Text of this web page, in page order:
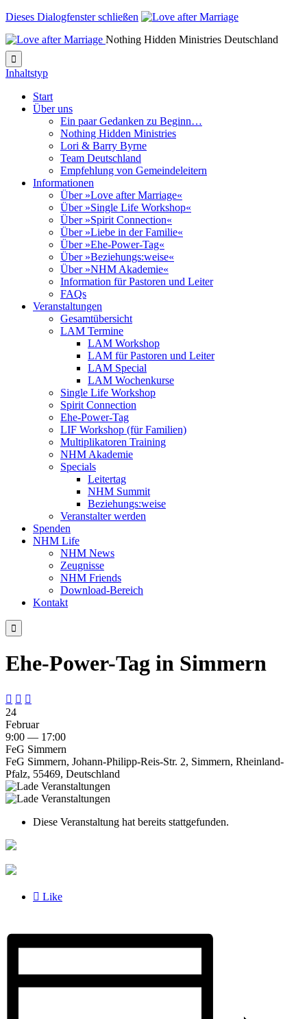
Dieses Dialogfenster schließen
Nothing Hidden Ministries Deutschland

Inhaltstyp
Start
Über uns
Ein paar Gedanken zu Beginn…
Nothing Hidden Ministries
Lori & Barry Byrne
Team Deutschland
Empfehlung von Gemeindeleitern
Informationen
Über »Love after Marriage«
Über »Single Life Workshop«
Über »Spirit Connection«
Über »Liebe in der Familie«
Über »Ehe-Power-Tag«
Über »Beziehungs:weise«
Über »NHM Akademie«
Information für Pastoren und Leiter
FAQs
Veranstaltungen
Gesamtübersicht
LAM Termine
LAM Workshop
LAM für Pastoren und Leiter
LAM Special
LAM Wochenkurse
Single Life Workshop
Spirit Connection
Ehe-Power-Tag
LIF Workshop (für Familien)
Multiplikatoren Training
NHM Akademie
Specials
Leitertag
NHM Summit
Beziehungs:weise
Veranstalter werden
Spenden
NHM Life
NHM News
Zeugnisse
NHM Friends
Download-Bereich
Kontakt

Ehe-Power-Tag in Simmern
  
24
Februar
9:00 — 17:00
FeG Simmern
FeG Simmern, Johann-Philipp-Reis-Str. 2, Simmern, Rheinland-
Pfalz, 55469, Deutschland
Diese Veranstaltung hat bereits stattgefunden.
 Like